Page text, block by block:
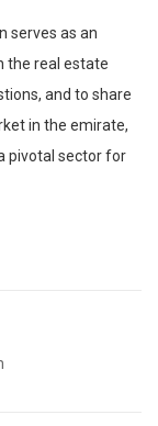
serves as an
the real estate
and to share
in the emirate,
pivotal sector for